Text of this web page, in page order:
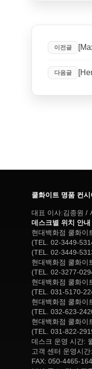
이전글
다음글
쿨화이트 명품 컨시
대표 이사:김종원 /
데스크별 위치 안내
현대백화점 쿨화이
(TEL. 02-3449-
(TEL. 02-3449-
현대백화점 쿨화이
(TEL. 02-3277-
현대백화점 쿨화이
(TEL. 031-5170-
현대백화점 쿨화이
(TEL. 032-623-
현대백화점 쿨화이
(TEL. 031-822-
데스크 운영 시간:
고객 센터 운영시
FAX: 050-4465-